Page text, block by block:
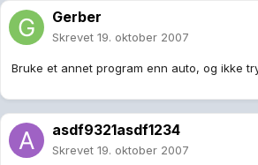
Gerber
Skrevet 19. oktober 2007
Bruke et annet program enn auto, og ikke
asdf9321asdf1234
Skrevet 19. oktober 2007